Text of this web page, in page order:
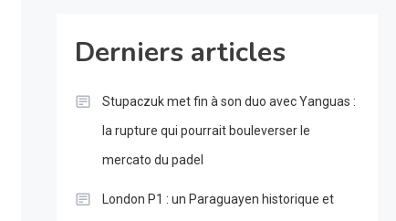
Derniers articles
Stupaczuk met fin à son duo avec Yanguas :
la rupture qui pourrait bouleverser le
mercato du padel
London P1 : un Paraguayen historique et